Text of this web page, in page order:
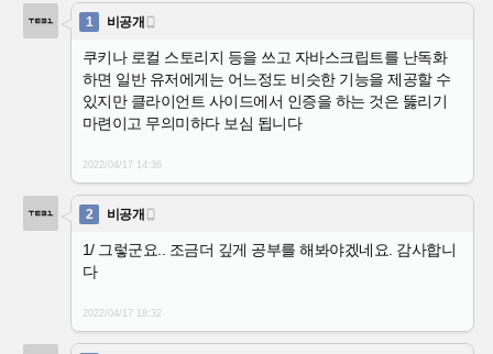
1 비공개 
쿠키나 로컬 스토리지 등을 쓰고 자바스크립트를 난독화
하면 일반 유저에게는 어느정도 비슷한 기능을 제공할 수
있지만 클라이언트 사이드에서 인증을 하는 것은 뚫리기
마련이고 무의미하다 보심 됩니다
2022/04/1714:36
2 비공개 
1/ 그렇군요.. 조금더 깊게 공부를 해봐야겠네요. 감사합니
다
2022/04/1718:32